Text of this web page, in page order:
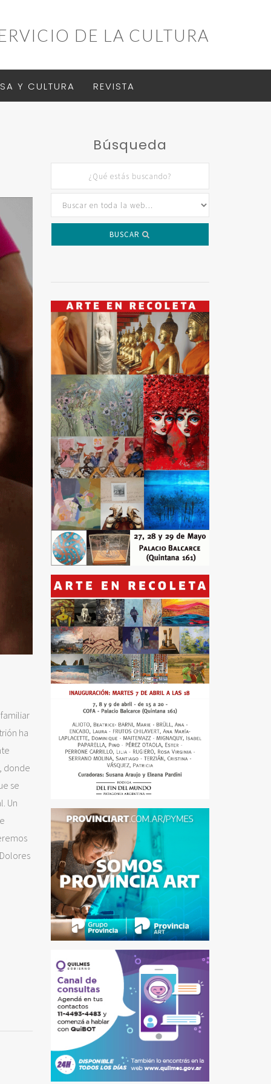
DE LA CULTURA
Y CULTURA REVISTA
ha
donde
se
Un
Búsqueda
BUSCAR